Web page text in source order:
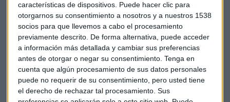
características de dispositivos. Puede hacer clic para
otorgarnos su consentimiento a nosotros y a nuestros 1538
socios para que llevemos a cabo el procesamiento
previamente descrito. De forma alternativa, puede acceder
a información más detallada y cambiar sus preferencias
antes de otorgar o negar su consentimiento. Tenga en
cuenta que algún procesamiento de sus datos personales
puede no requerir de su consentimiento, pero usted tiene
el derecho de rechazar tal procesamiento. Sus
Hacienda dijo el viernes que los fondos que se entregarán a
Cataluña están destinados a servicios fundamentales ya
están sujeto a las nuevas condiciones más estrictas.
De los 319 millones que recibirá Cataluña este mes, 108
millones se destinarán a atender servicios sanitarios - como
deudas con farmacias o conciertos sanitarios -, mientras